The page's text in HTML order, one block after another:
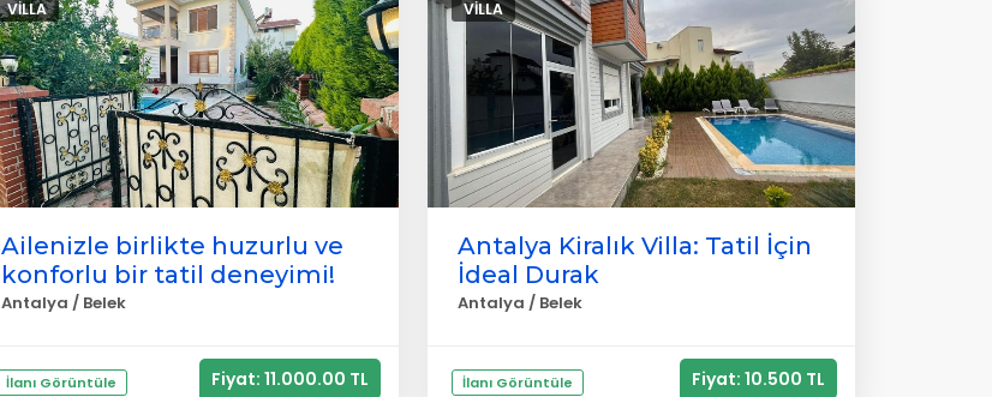
VILLA
Ailenizle birlikte huzurlu ve
konforlu bir tatil deneyimi!
Antalya / Belek
İlanı Görüntüle Fiyat: 11.000.00 TL
VILLA
Antalya Kiralık Villa: Tatil İçin
İdeal Durak
Antalya / Belek
İlanı Görüntüle Fiyat: 10.500 TL